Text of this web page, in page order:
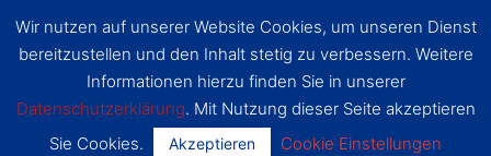
Inhalt
springen
SSF
Dragons
Bonn
Main
Menu
Wir nutzen auf unserer Website Cookies, um unseren Dienst
bereitzustellen und den Inhalt stetig zu verbessern. Weitere
Informationen hierzu finden Sie in unserer
Datenschutzerklärung. Mit Nutzung dieser Seite akzeptieren
Sie Cookies.
Akzeptieren Cookie Einstellungen